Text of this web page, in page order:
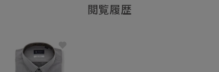
閲覧履歴